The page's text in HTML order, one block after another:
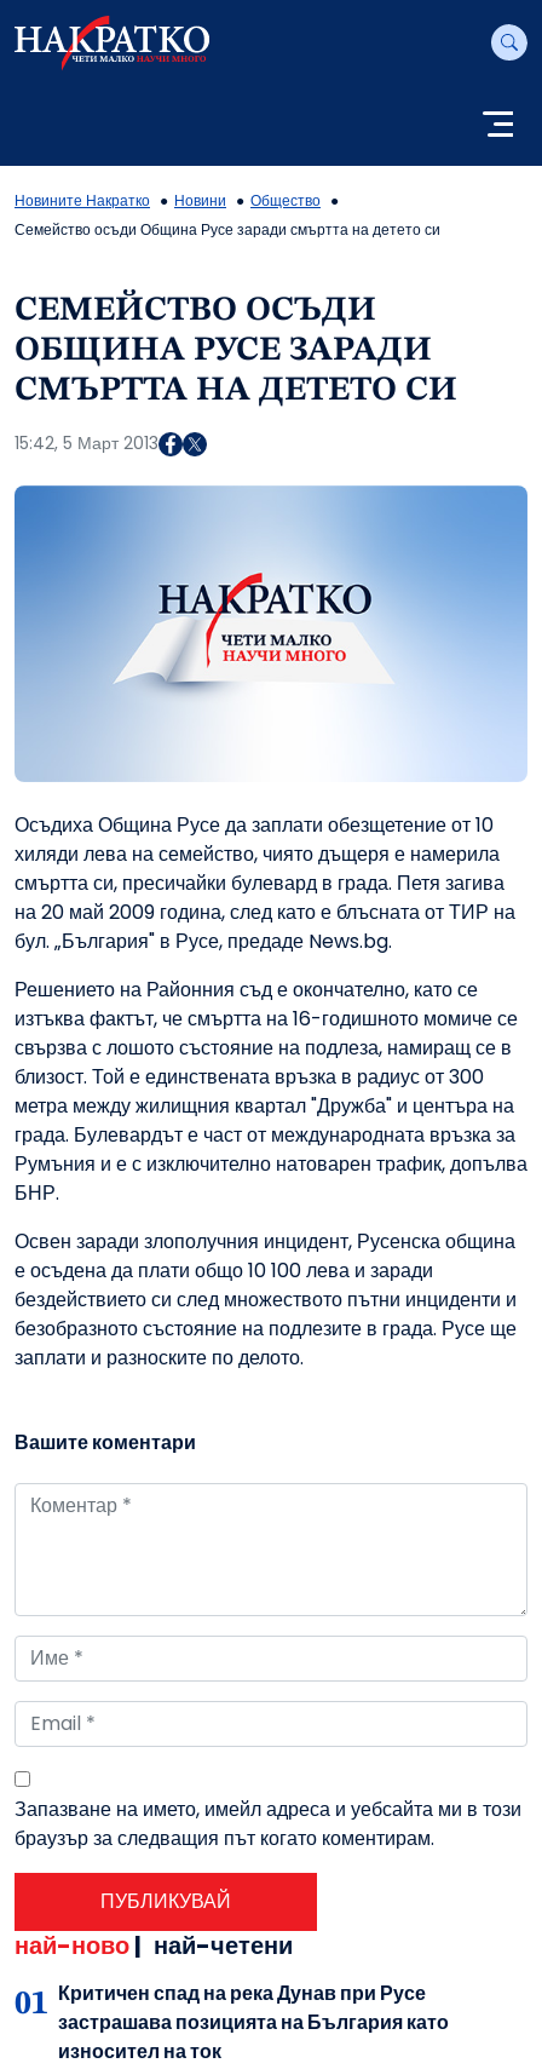
Новините Накратко Новини
Общество
Семейство осъди Община Русе заради смъртта на детето си
СЕМЕЙСТВО ОСЪДИ
ОБЩИНА РУСЕ ЗАРАДИ
СМЪРТТА НА ДЕТЕТО СИ
15:42, 5 Март 2013
Осъдиха Община Русе да заплати обезщетение от 10
хиляди лева на семейство, чиято дъщеря е намерила
смъртта си, пресичайки булевард в града. Петя загива
на 20 май 2009 година, след като е блъсната от ТИР на
бул. „България" в Русе, предаде News.bg.
Решението на Районния съд е окончателно, като се
изтъква фактът, че смъртта на 16-годишното момиче се
свързва с лошото състояние на подлеза, намиращ се в
близост. Той е единствената връзка в радиус от 300
метра между жилищния квартал "Дружба" и центъра на
града. Булевардът е част от международната връзка за
Румъния и е с изключително натоварен трафик, допълва
БНР.
Освен заради злополучния инцидент, Русенска община
е осъдена да плати общо 10 100 лева и заради
бездействието си след множеството пътни инциденти и
безобразното състояние на подлезите в града. Русе ще
заплати и разноските по делото.
Вашите коментари
Запазване на името, имейл адреса и уебсайта ми в този
браузър за следващия път когато коментирам.
най-ново| най-четени
Критичен спад на река Дунав при Русе
застрашава позицията на България като
износител на ток